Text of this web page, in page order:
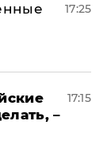
17:25
–
17:15